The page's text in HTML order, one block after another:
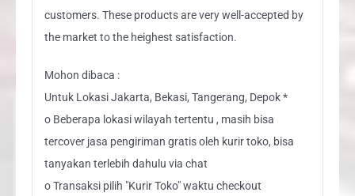
customers. These products are very well-accepted by
the market to the heighest satisfaction.
Mohon dibaca :
Untuk Lokasi Jakarta, Bekasi, Tangerang, Depok *
o Beberapa lokasi wilayah tertentu , masih bisa
tercover jasa pengiriman gratis oleh kurir toko, bisa
tanyakan terlebih dahulu via chat
o Transaksi pilih "Kurir Toko" waktu checkout